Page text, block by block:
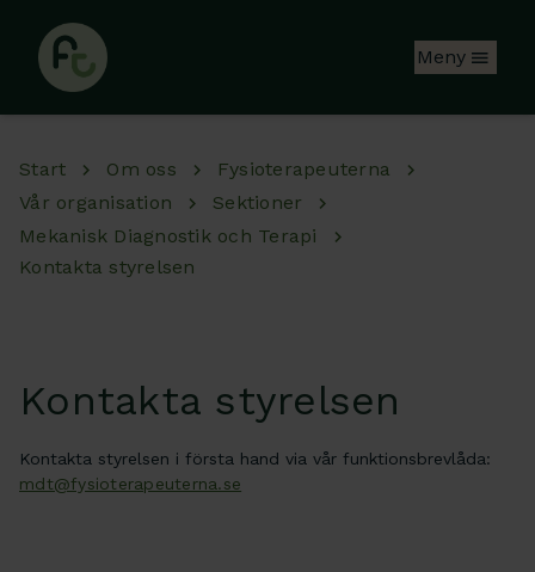
Meny
Start Om oss
Fysioterapeuterna
Vår organisation
Sektioner
Mekanisk Diagnostik och Terapi
Kontakta styrelsen
Kontakta styrelsen
Kontakta styrelsen i första hand via vår funktionsbrevlåda:
mdt@fysioterapeuterna.se